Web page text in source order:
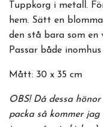
Tuppkorg i metall.
hem. Sätt en
den stå bara som en
Passar både
Mått: 30 x 35 cm
OBS! Då dessa
packa så kommer